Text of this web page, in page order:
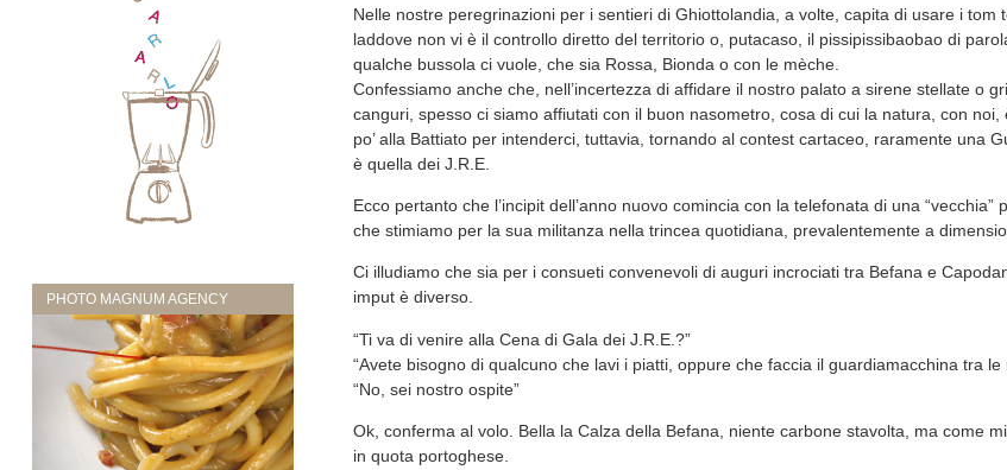
PHOTO MAGNUM AGENCY
Nelle nostre peregrinazioni per i sentieri di Ghiottolandia, a volte, capita di usare i tom
laddove non vi è il controllo diretto del territorio o, putacaso, il pissipissibaobao di
qualche bussola ci vuole, che sia Rossa, Bionda o con le mèche.
Confessiamo anche che, nell’incertezza di affidare il nostro palato a sirene stellate o
canguri, spesso ci siamo affiutati con il buon nasometro, cosa di cui la natura, con noi,
po’ alla Battiato per intenderci, tuttavia, tornando al contest cartaceo, raramente una
è quella dei J.R.E.
Ecco pertanto che l’incipit dell’anno nuovo comincia con la telefonata di una “vecchia”
che stimiamo per la sua militanza nella trincea quotidiana, prevalentemente a
Ci illudiamo che sia per i consueti convenevoli di auguri incrociati tra Befana e
imput è diverso.
“Ti va di venire alla Cena di Gala dei J.R.E.?”
“Avete bisogno di qualcuno che lavi i piatti, oppure che faccia il guardiamacchina tra le
“No, sei nostro ospite”
Ok, conferma al volo. Bella la Calza della Befana, niente carbone stavolta, ma come
in quota portoghese.